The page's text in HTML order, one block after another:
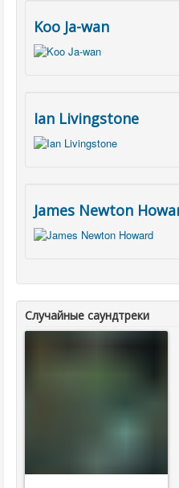
Koo Ja-wan
Ian Livingstone
James Newton
Случайные саундтреки